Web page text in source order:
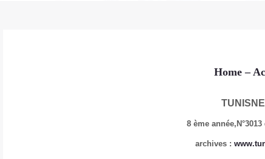
Home –
8 ème année,
archives: